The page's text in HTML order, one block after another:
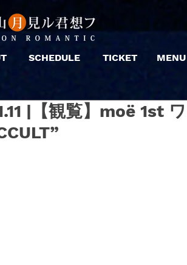
SCHEDULE TICKET MENU
|【観覧】moë 1st